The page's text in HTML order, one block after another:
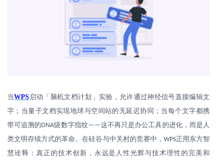
当WPS 启动「脑机文档计划」实验，允许通过神经信号直接编辑文
字；当量子文档实现地球与空间站的无延迟协同；当每个文字都携
带可追溯的DNA级数字指纹——这不再只是办公工具的进化，而是人
类文明存续方式的革命。在硅谷与中关村的竞赛中， WPS正用东方智
慧诠释：真正的技术创新，永远是人性光辉与技术理性的完美和